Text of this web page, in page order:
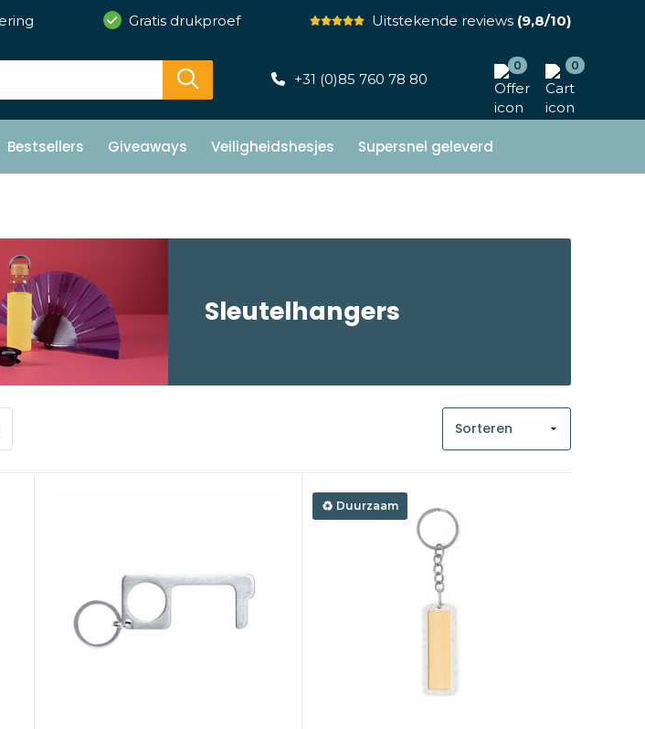
Gratis drukproef Uitstekende reviews(9,8/10)
+31 (0)85 760 78 80
0 0
Bestsellers Giveaways Veiligheidshesjes Supersnel geleverd
Sleutelhangers
Duurzaam